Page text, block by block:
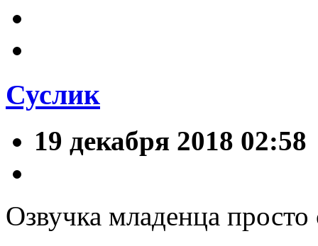
Суслик
19 декабря 2018 02:58
Озвучка младенца просто